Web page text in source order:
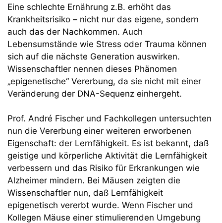
Eine schlechte Ernährung z.B. erhöht das
Krankheitsrisiko – nicht nur das eigene, sondern
auch das der Nachkommen. Auch
Lebensumstände wie Stress oder Trauma können
sich auf die nächste Generation auswirken.
Wissenschaftler nennen dieses Phänomen
„epigenetische“ Vererbung, da sie nicht mit einer
Veränderung der DNA-Sequenz einhergeht.
Prof. André Fischer und Fachkollegen untersuchten
nun die Vererbung einer weiteren erworbenen
Eigenschaft: der Lernfähigkeit. Es ist bekannt, daß
geistige und körperliche Aktivität die Lernfähigkeit
verbessern und das Risiko für Erkrankungen wie
Alzheimer mindern. Bei Mäusen zeigten die
Wissenschaftler nun, daß Lernfähigkeit
epigenetisch vererbt wurde. Wenn Fischer und
Kollegen Mäuse einer stimulierenden Umgebung